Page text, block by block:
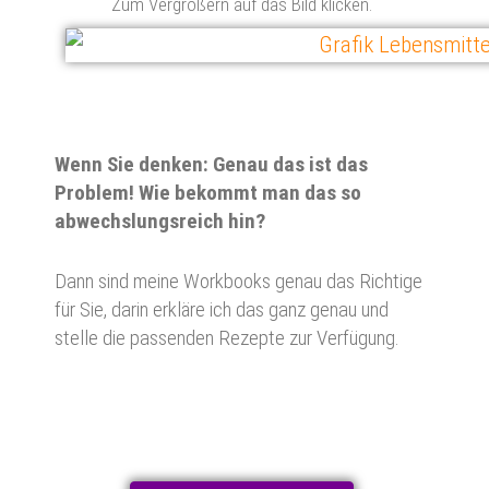
Wenn Sie denken: Genau das ist das
Problem! Wie bekommt man das so
abwechslungsreich hin?
Dann sind meine Workbooks genau das Richtige
für Sie, darin erkläre ich das ganz genau und
stelle die passenden Rezepte zur Verfügung.